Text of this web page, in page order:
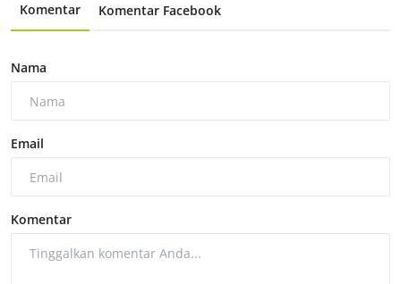
Komentar Komentar Facebook
Nama
Email
Komentar